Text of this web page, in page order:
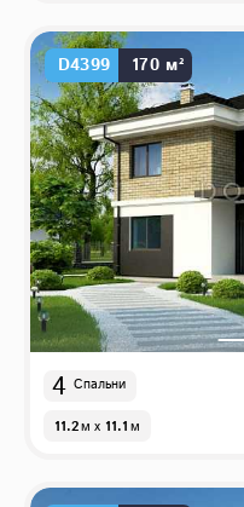
D4399 170 м²
4 Спальни
11.2м x 11.1м